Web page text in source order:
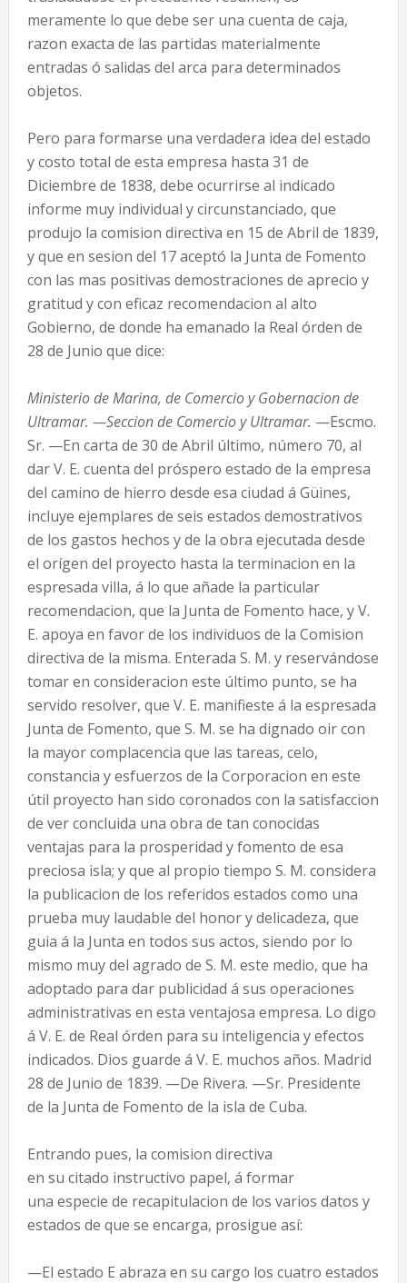
meramente lo que debe ser una cuenta de caja,
razon exacta de las partidas materialmente
entradas ó salidas del arca para determinados
objetos.
Pero para formarse una verdadera idea del estado
y costo total de esta empresa hasta 31 de
Diciembre de 1838, debe ocurrirse al indicado
informe muy individual y circunstanciado, que
produjo la comision directiva en 15 de Abril de 1839,
y que en sesion del 17 aceptó la Junta de Fomento
con las mas positivas demostraciones de aprecio y
gratitud y con eficaz recomendacion al alto
Gobierno, de donde ha emanado la Real órden de
28 de Junio que dice:
Ministerio de Marina, de Comercio y Gobernacion de
Ultramar. —Seccion de Comercio y Ultramar. —Escmo.
Sr. —En carta de 30 de Abril último, número 70, al
dar V. E. cuenta del próspero estado de la empresa
del camino de hierro desde esa ciudad á Güines,
incluye ejemplares de seis estados demostrativos
de los gastos hechos y de la obra ejecutada desde
el orígen del proyecto hasta la terminacion en la
espresada villa, á lo que añade la particular
recomendacion, que la Junta de Fomento hace, y V.
E. apoya en favor de los individuos de la Comision
directiva de la misma. Enterada S. M. y reservándose
tomar en consideracion este último punto, se ha
servido resolver, que V. E. manifieste á la espresada
Junta de Fomento, que S. M. se ha dignado oir con
la mayor complacencia que las tareas, celo,
constancia y esfuerzos de la Corporacion en este
útil proyecto han sido coronados con la satisfaccion
de ver concluida una obra de tan conocidas
ventajas para la prosperidad y fomento de esa
preciosa isla; y que al propio tiempo S. M. considera
la publicacion de los referidos estados como una
prueba muy laudable del honor y delicadeza, que
guia á la Junta en todos sus actos, siendo por lo
mismo muy del agrado de S. M. este medio, que ha
adoptado para dar publicidad á sus operaciones
administrativas en esta ventajosa empresa. Lo digo
á V. E. de Real órden para su inteligencia y efectos
indicados. Dios guarde á V. E. muchos años. Madrid
28 de Junio de 1839. —De Rivera. —Sr. Presidente
de la Junta de Fomento de la isla de Cuba.
Entrando pues, la comision directiva
en su citado instructivo papel, á formar
una especie de recapitulacion de los varios datos y
estados de que se encarga, prosigue así:
—El estado E abraza en su cargo los cuatro estados